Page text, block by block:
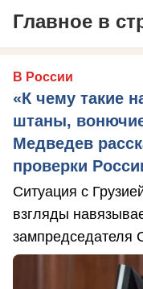
Главное в
В России
«К чему такие
штаны,
Медведев
проверки
Ситуация с
взгляды
зампредседателя